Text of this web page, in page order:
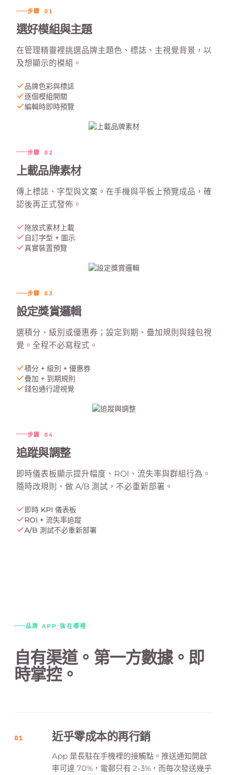
步驟01
選好模組與主題
在管理精靈裡挑選品牌主題色、標誌、主視覺背景，以
及想顯示的模組。
品牌色彩與標誌
逐個模組開關
編輯時即時預覽
步驟02
上載品牌素材
傳上標誌、字型與文案。在手機與平板上預覽成品，確
認後再正式發佈。
拖放式素材上載
自訂字型 + 圖示
真實裝置預覽
步驟03
設定獎賞邏輯
選積分、級別或優惠券；設定到期、疊加規則與錢包視
覺。全程不必寫程式。
積分 + 級別 + 優惠券
疊加 + 到期規則
錢包通行證視覺
步驟04
追蹤與調整
即時儀表板顯示提升幅度、ROI、流失率與群組行為。
隨時改規則、做 A/B 測試，不必重新部署。
即時 KPI 儀表板
ROI + 流失率追蹤
A/B 測試不必重新部署
品牌 APP 強在哪裡
自有渠道。第一方數據。即
時掌控。
01 近乎零成本的再行銷
App 是長駐在手機裡的接觸點。推送通知開啟
率可達 70%，電郵只有 2-3%，而每次發送幾乎